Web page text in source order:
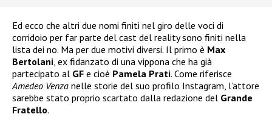
Ed ecco che altri due nomi finiti nel giro delle voci di
corridoio per far parte del cast del reality sono finiti nella
lista dei no. Ma per due motivi diversi. Il primo è Max
Bertolani, ex fidanzato di una vippona che ha già
partecipato al GF e cioè Pamela Prati. Come riferisce
Amedeo Venza nelle storie del suo profilo Instagram, l’attore
sarebbe stato proprio scartato dalla redazione del Grande
Fratello.